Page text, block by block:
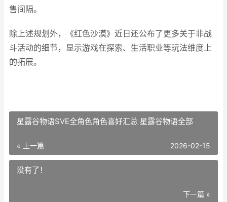
售间隔。
除上述规划外，《红色沙漠》近日还公布了更多关于非战
斗活动的细节，显示游戏在探索、生活职业等玩法维度上
的拓展。
星露谷物语SVE全角色角色喜好汇总 星露谷物语全部
« 上一篇 2026-02-15
没有了！
下一篇 »